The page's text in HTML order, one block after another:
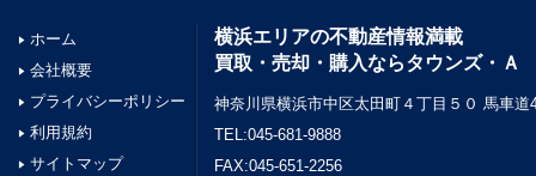
ホーム
会社概要
プライバシーポリシー
利用規約
サイトマップ
横浜エリアの不動産情報満載
買取・売却・購入ならタウンズ・Ａ
神奈川県横浜市中区太田町４丁目５０ 馬車道
TEL:045-681-9888
FAX:045-651-2256